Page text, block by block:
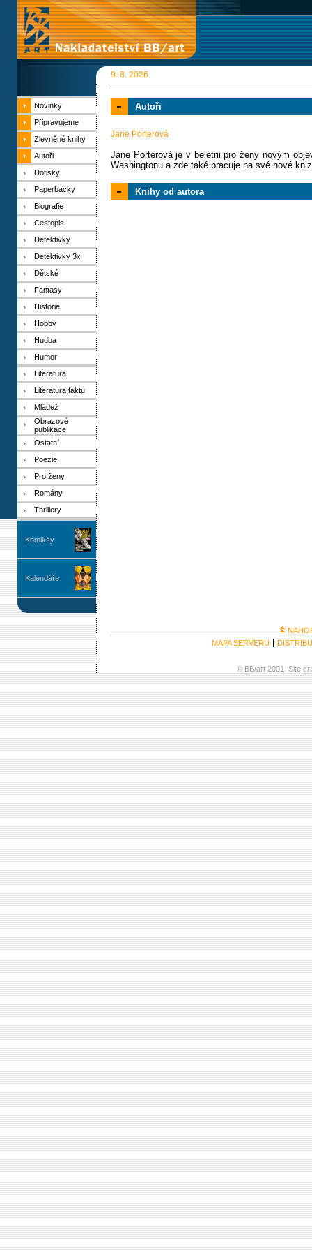
9. 8. 2026
Novinky
Připravujeme
Zlevněné knihy
Autoři
Dotisky
Paperbacky
Biografie
Cestopis
Detektivky
Detektivky 3x
Dětské
Fantasy
Historie
Hobby
Hudba
Humor
Literatura
Literatura faktu
Mládež
Obrazové
publikace
Ostatní
Poezie
Pro ženy
Romány
Thrillery
Komiksy
Kalendáře
Autoři
Jane Porterová
Jane Porterová je v beletrii pro ženy novým
Washingtonu a zde také pracuje na své nové
Knihy od autora
MAPA SERVERU
© BB/art 2001. Site